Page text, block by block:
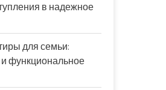
в надежное
для семьи:
функциональное